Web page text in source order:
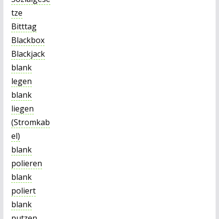
tze
Bitttag
Blackbox
Blackjack
blank
legen
blank
liegen
(Stromkab
el)
blank
polieren
blank
poliert
blank